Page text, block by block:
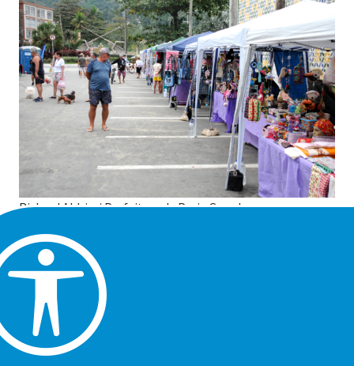
Richard Aldrin / Prefeitura de Praia Grande
O Dia das Mães está chegando e os artesãos de Praia
Grande que atuam nas feiras de artesanato itinerantes
vêm trabalhando muito para produzir peças exclusivas e
bonitas, que são ótimas dicas de presentes. Os artigos
serão comercializados na próxima edição do evento, que
acontece dia 11, sábado, das 10 às 18 horas, no
estacionamento ao lado da Praça Duque de Caxias, no
Forte.